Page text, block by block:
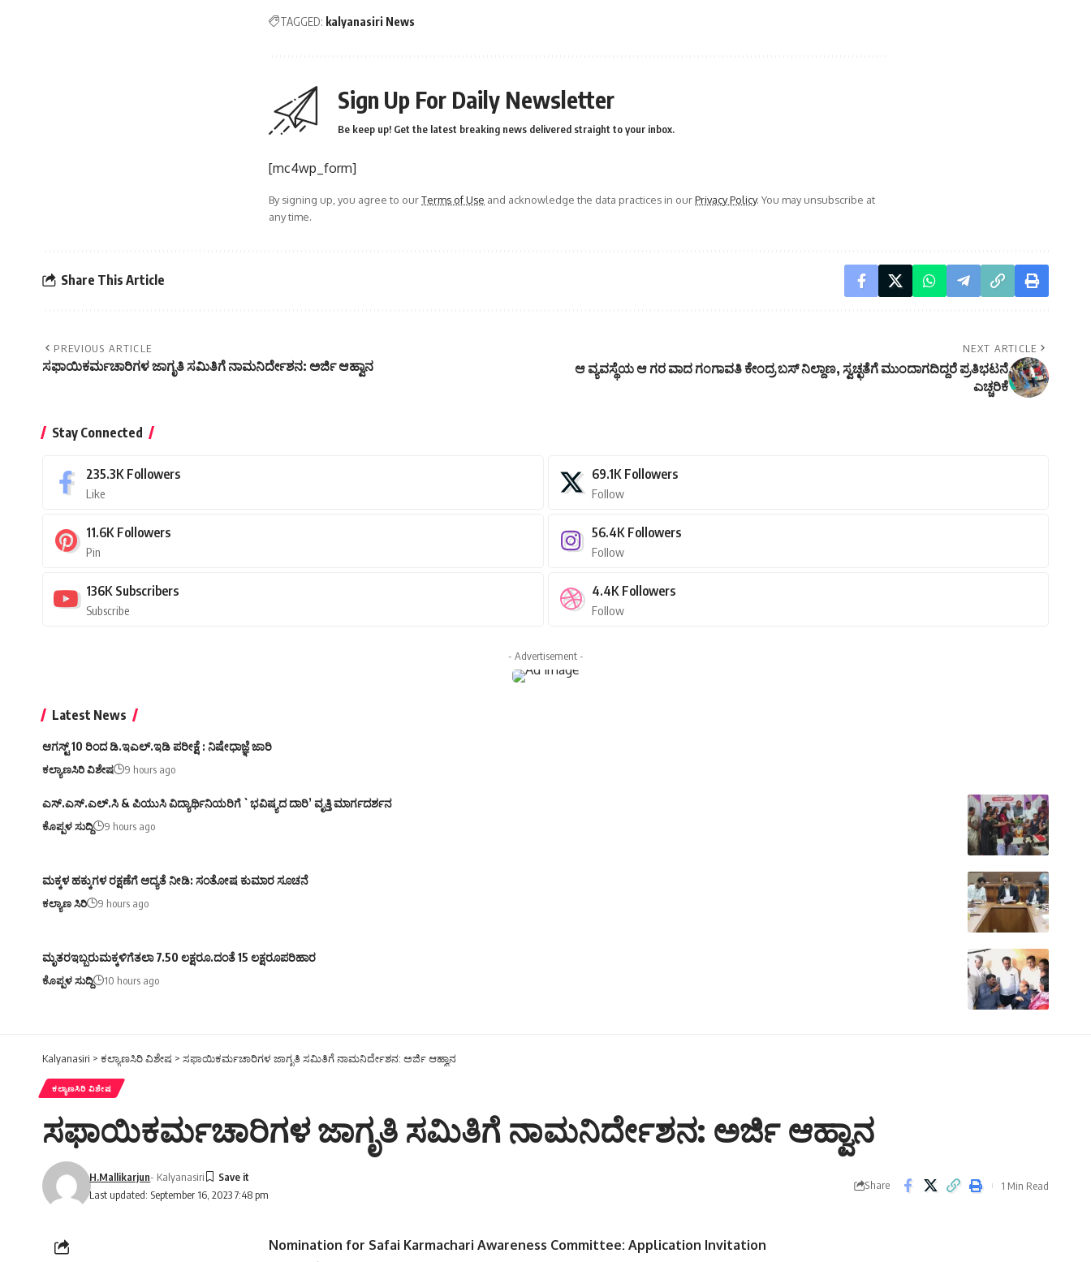
TAGGED: kalyanasiri News
Sign Up For Daily Newsletter
Be keep up! Get the latest breaking news delivered straight to your inbox.
[mc4wp_form]
By signing up, you agree to ourTerms of Use and acknowledge the data practices in ourPrivacy Policy. You may unsubscribe at
any time.
Share This Article
PREVIOUS ARTICLE
ಸಫಾಯಿಕರ್ಮಚಾರಿಗಳ ಜಾಗೃತಿ ಸಮಿತಿಗೆ ನಾಮನಿರ್ದೇಶನ: ಅರ್ಜಿ ಆಹ್ವಾನ
NEXT ARTICLE
ಆ ವ್ಯವಸ್ಥೆಯ ಆ ಗರ ವಾದ ಗಂಗಾವತಿ ಕೇಂದ್ರ ಬಸ್ ನಿಲ್ದಾಣ, ಸ್ವಚ್ಛತೆಗೆ ಮುಂದಾಗದಿದ್ದರೆ ಪ್ರತಿಭಟನೆ
ಎಚ್ಚರಿಕೆ
Stay Connected
235.3K Followers
Like
69.1K Followers
Follow
11.6K Followers
Pin
56.4K Followers
Follow
136K Subscribers
Subscribe
4.4K Followers
Follow
- Advertisement -
Latest News
ಆಗಸ್ಟ್ 10 ರಿಂದ ಡಿ.ಇಎಲ್.ಇಡಿ ಪರೀಕ್ಷೆ : ನಿಷೇಧಾಜ್ಞೆ ಜಾರಿ
ಕಲ್ಯಾಣಸಿರಿ ವಿಶೇಷ 9 hours ago
ಎಸ್.ಎಸ್.ಎಲ್.ಸಿ & ಪಿಯುಸಿ ವಿದ್ಯಾರ್ಥಿನಿಯರಿಗೆ `ಭವಿಷ್ಯದ ದಾರಿ’ ವೃತ್ತಿ ಮಾರ್ಗದರ್ಶನ
ಕೊಪ್ಪಳ ಸುದ್ದಿ 9 hours ago
ಮಕ್ಕಳ ಹಕ್ಕುಗಳ ರಕ್ಷಣೆಗೆ ಆದ್ಯತೆ ನೀಡಿ: ಸಂತೋಷ ಕುಮಾರ ಸೂಚನೆ
ಕಲ್ಯಾಣ ಸಿರಿ 9 hours ago
ಮೃತರಇಬ್ಬರುಮಕ್ಕಳಿಗೆತಲಾ 7.50 ಲಕ್ಷರೂ.ದಂತೆ 15 ಲಕ್ಷರೂಪರಿಹಾರ
ಕೊಪ್ಪಳ ಸುದ್ದಿ 10 hours ago
Kalyanasiri > ಕಲ್ಯಾಣಸಿರಿ ವಿಶೇಷ > ಸಫಾಯಿಕರ್ಮಚಾರಿಗಳ ಜಾಗೃತಿ ಸಮಿತಿಗೆ ನಾಮನಿರ್ದೇಶನ: ಅರ್ಜಿ ಆಹ್ವಾನ
ಕಲ್ಯಾಣಸಿರಿ ವಿಶೇಷ
ಸಫಾಯಿಕರ್ಮಚಾರಿಗಳ ಜಾಗೃತಿ ಸಮಿತಿಗೆ ನಾಮನಿರ್ದೇಶನ: ಅರ್ಜಿ ಆಹ್ವಾನ
Last updated: September 16, 2023 7:48 pm
H.Mallikarjun- Kalyanasiri
Share 1 Min Read
Nomination for Safai Karmachari Awareness Committee: Application Invitation